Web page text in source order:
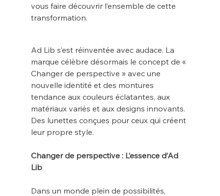
vous faire découvrir l’ensemble de cette
transformation.
Ad Lib s’est réinventée avec audace. La
marque célèbre désormais le concept de «
Changer de perspective » avec une
nouvelle identité et des montures
tendance aux couleurs éclatantes, aux
matériaux variés et aux designs innovants.
Des lunettes conçues pour ceux qui créent
leur propre style.
Changer de perspective : L’essence d’Ad
Lib
Dans un monde plein de possibilités,